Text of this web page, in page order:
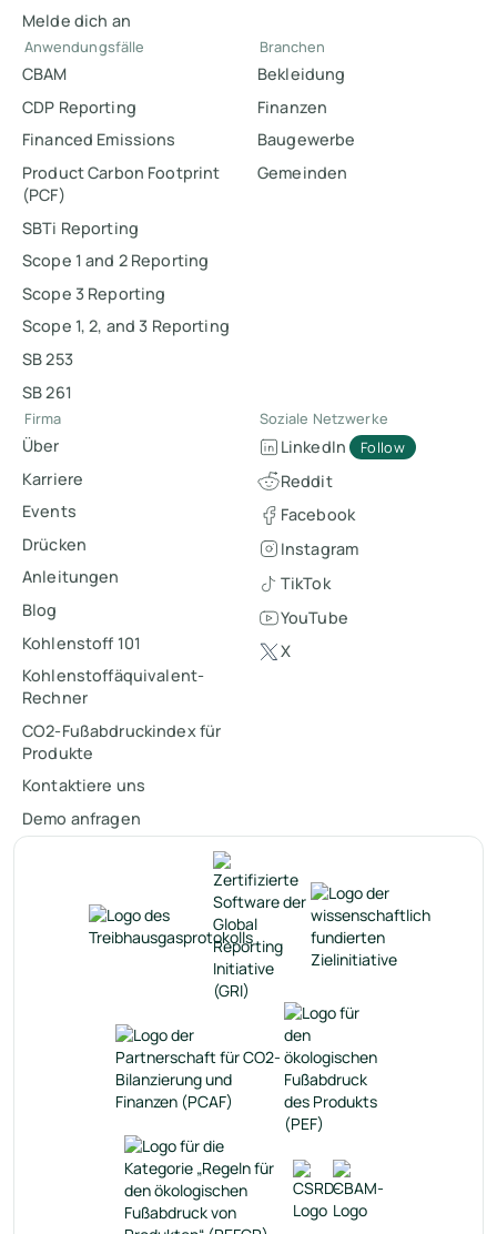
Melde dich an
Anwendungsfälle
CBAM
CDP Reporting
Financed Emissions
Product Carbon Footprint
(PCF)
SBTi Reporting
Scope 1 and 2 Reporting
Scope 3 Reporting
Scope 1, 2, and 3 Reporting
SB 253
SB 261
Branchen
Bekleidung
Finanzen
Baugewerbe
Gemeinden
Firma
Über
Karriere
Events
Drücken
Anleitungen
Blog
Kohlenstoff 101
Kohlenstoffäquivalent-
Rechner
CO2-Fußabdruckindex für
Produkte
Kontaktiere uns
Demo anfragen
Soziale Netzwerke
LinkedIn Follow
Reddit
Facebook
Instagram
TikTok
YouTube
X